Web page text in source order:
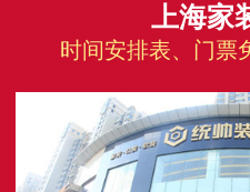
上海家
时间安排表、门票